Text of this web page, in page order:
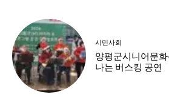
시민사회
양평군시니어문
나는 버스킹 공연